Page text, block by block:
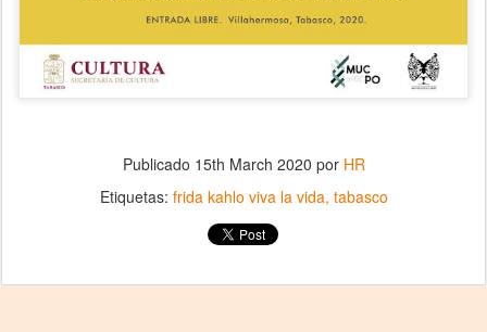
Publicado 15th March 2020 por HR
Etiquetas: frida kahlo viva la vida tabasco